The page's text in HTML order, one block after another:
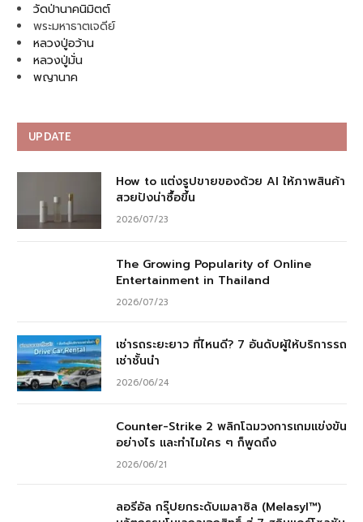
วัดป่านาคนิมิตต์
พระมหาธาตเจดีย์
หลวงปู่อว้าน
หลวงปู่มั่น
พญานาค
UPDATE
How to แต่งรูปขายของด้วย AI ให้ภาพสินค้า
สวยปังน่าซื้อขึ้น
2026/07/23
The Growing Popularity of Online
Entertainment in Thailand
2026/07/23
เช่ารถระยะยาว ที่ไหนดี? 7 อันดับผู้ให้บริการรถ
เช่าชั้นนำ
2026/06/24
Counter-Strike 2 พลิกโฉมวงการเกมแข่งขัน
อย่างไร และทำไมใคร ๆ ก็พูดถึง
2026/06/21
ลอรีอัล กรุ๊ปยกระดับเมลาซิล (Melasyl™)